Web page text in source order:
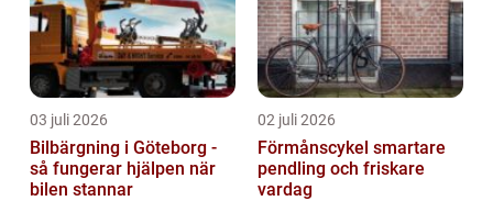
03 juli 2026
Bilbärgning i Göteborg -
så fungerar hjälpen när
bilen stannar
02 juli 2026
Förmånscykel smartare
pendling och friskare
vardag